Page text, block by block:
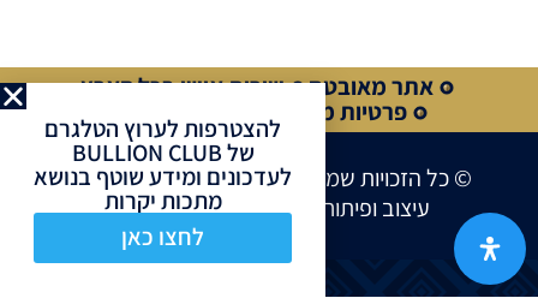
אתר מאובטח
שירות אישי בכל הארץ
פרטיות מלאה
קנייה מאובטחת
עיצוב ופיתוח אתרים ע”יSite Market
© כל הזכויות שמורות לחברת BULLION CLUB
להצטרפות לערוץ הטלגרם
של BULLION CLUB
לעדכונים ומידע שוטף בנושא
מתכות יקרות
לחצו כאן